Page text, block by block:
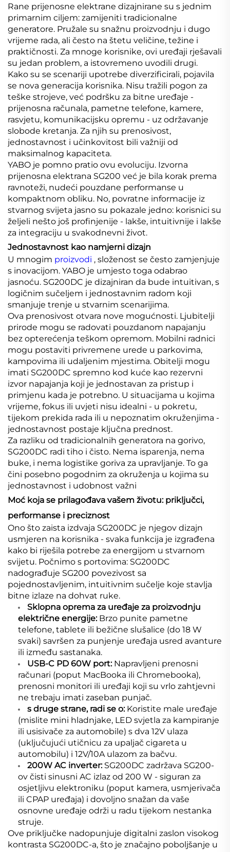
Rane prijenosne elektrane dizajnirane su s jednim
primarnim ciljem: zamijeniti tradicionalne
generatore. Pružale su snažnu proizvodnju i dugo
vrijeme rada, ali često na štetu veličine, težine i
praktičnosti. Za mnoge korisnike, ovi uređaji rješavali
su jedan problem, a istovremeno uvodili drugi.
Kako su se scenariji upotrebe diverzificirali, pojavila
se nova generacija korisnika. Nisu tražili pogon za
teške strojeve, već podršku za bitne uređaje -
prijenosna računala, pametne telefone, kamere,
rasvjetu, komunikacijsku opremu - uz održavanje
slobode kretanja. Za njih su prenosivost,
jednostavnost i učinkovitost bili važniji od
maksimalnog kapaciteta.
YABO je pomno pratio ovu evoluciju. Izvorna
prijenosna elektrana SG200 već je bila korak prema
ravnoteži, nudeći pouzdane performanse u
kompaktnom obliku. No, povratne informacije iz
stvarnog svijeta jasno su pokazale jedno: korisnici su
željeli nešto još profinjenije - lakše, intuitivnije i lakše
za integraciju u svakodnevni život.
Jednostavnost kao namjerni dizajn
U mnogim proizvodi , složenost se često zamjenjuje
s inovacijom. YABO je umjesto toga odabrao
jasnoću. SG200DC je dizajniran da bude intuitivan, s
logičnim sučeljem i jednostavnim radom koji
smanjuje trenje u stvarnim scenarijima.
Ova prenosivost otvara nove mogućnosti. Ljubitelji
prirode mogu se radovati pouzdanom napajanju
bez opterećenja teškom opremom. Mobilni radnici
mogu postaviti privremene urede u parkovima,
kampovima ili udaljenim mjestima. Obitelji mogu
imati SG200DC spremno kod kuće kao rezervni
izvor napajanja koji je jednostavan za pristup i
primjenu kada je potrebno. U situacijama u kojima
vrijeme, fokus ili uvjeti nisu idealni - u pokretu,
tijekom prekida rada ili u nepoznatim okruženjima -
jednostavnost postaje ključna prednost.
Za razliku od tradicionalnih generatora na gorivo,
SG200DC radi tiho i čisto. Nema isparenja, nema
buke, i nema logistike goriva za upravljanje. To ga
čini posebno pogodnim za okruženja u kojima su
jednostavnost i udobnost važni
Moć koja se prilagođava vašem životu: priključci,
performanse i preciznost
Ono što zaista izdvaja SG200DC je njegov dizajn
usmjeren na korisnika - svaka funkcija je izgrađena
kako bi riješila potrebe za energijom u stvarnom
svijetu. Počnimo s portovima: SG200DC
nadograđuje SG200 povezivost sa
pojednostavljenim, intuitivnim sučelje koje stavlja
bitne izlaze na dohvat ruke.
Sklopna oprema za uređaje za proizvodnju
električne energije: Brzo punite pametne
telefone, tablete ili bežične slušalice (do 18 W
svaki) savršen za punjenje uređaja usred avanture
ili između sastanaka.
USB-C PD 60W port: Napravljeni prenosni
računari (poput MacBooka ili Chromebooka),
prenosni monitori ili uređaji koji su vrlo zahtjevni
ne trebaju imati zaseban punjač.
s druge strane, radi se o: Koristite male uređaje
(mislite mini hladnjake, LED svjetla za kampiranje
ili usisivače za automobile) s dva 12V ulaza
(uključujući utičnicu za upaljač cigareta u
automobilu) i 12V/10A ulazom za bačvu.
200W AC inverter: SG200DC zadržava SG200-
ov čisti sinusni AC izlaz od 200 W - siguran za
osjetljivu elektroniku (poput kamera, usmjerivača
ili CPAP uređaja) i dovoljno snažan da vaše
osnovne uređaje održi u radu tijekom nestanka
struje.
Ove priključke nadopunjuje digitalni zaslon visokog
kontrasta SG200DC-a, što je značajno poboljšanje u